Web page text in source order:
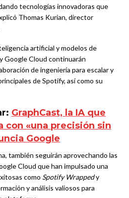
tecnologías innovadoras que
Thomas Kurian, director
artificial y modelos de
Google Cloud continuarán
de ingeniería para escalar y
de Spotify, así como su
GraphCast, la IA que
con «una precisión sin
Google
también seguirán aprovechando las
Cloud que han impulsado una
como Spotify Wrappedy
y análisis valiosos para